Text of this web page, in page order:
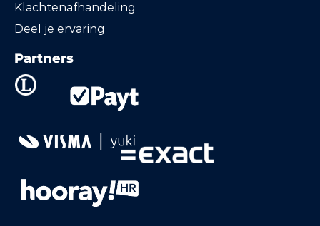
Klachtenafhandeling
Deel je ervaring
Partners